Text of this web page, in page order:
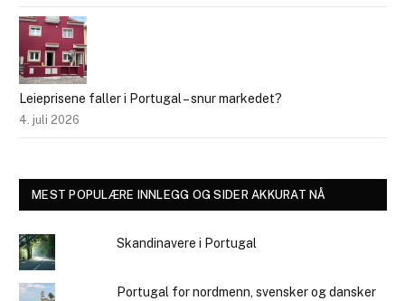
Leieprisene faller i Portugal – snur markedet?
4. juli 2026
MEST POPULÆRE INNLEGG OG SIDER AKKURAT NÅ
Skandinavere i Portugal
Portugal for nordmenn, svensker og dansker